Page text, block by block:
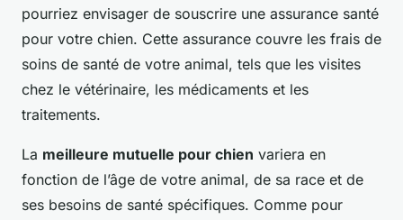
pourriez envisager de souscrire une assurance santé
pour votre chien. Cette assurance couvre les frais de
soins de santé de votre animal, tels que les visites
chez le vétérinaire, les médicaments et les
traitements.
La meilleure mutuelle pour chien variera en
fonction de l’âge de votre animal, de sa race et de
ses besoins de santé spécifiques. Comme pour